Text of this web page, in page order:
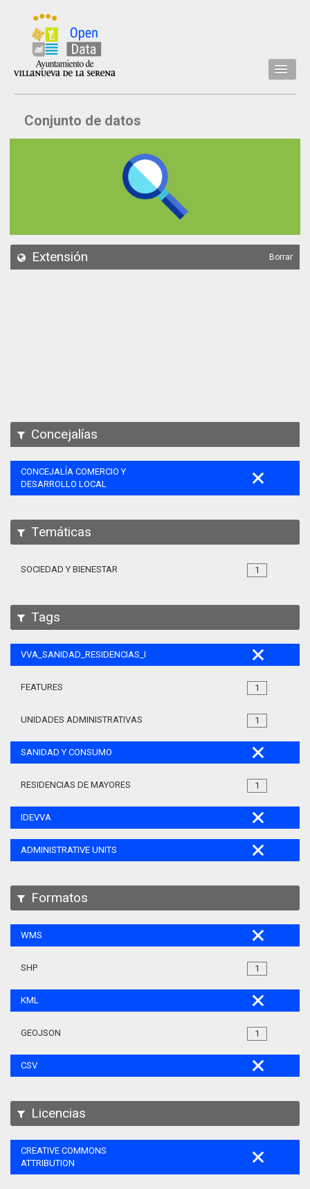
Inicio
Datos
API
Conjunto de datos
Extensión Borrar
Concejalías
CONCEJALÍA COMERCIO Y
DESARROLLO LOCAL
Temáticas
1
SOCIEDAD Y BIENESTAR
Tags
VVA_SANIDAD_RESIDENCIAS_MAYORES_105
1
FEATURES
1
UNIDADES ADMINISTRATIVAS
SANIDAD Y CONSUMO
1
RESIDENCIAS DE MAYORES
IDEVVA
ADMINISTRATIVE UNITS
Formatos
WMS
1
SHP
KML
1
GEOJSON
CSV
Licencias
CREATIVE COMMONS
ATTRIBUTION